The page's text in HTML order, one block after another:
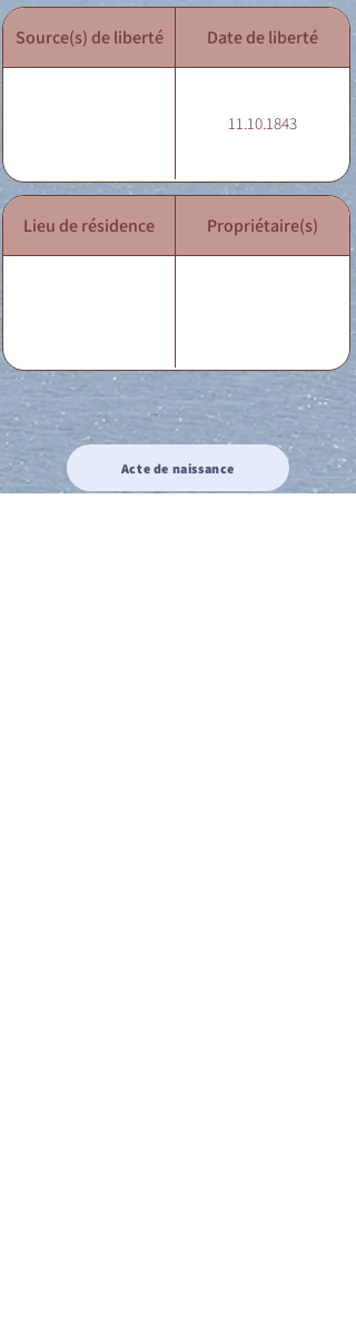
Source(s) de liberté Date de liberté
11.10.1843
Lieu de résidence Propriétaire(s)
Acte de naissance